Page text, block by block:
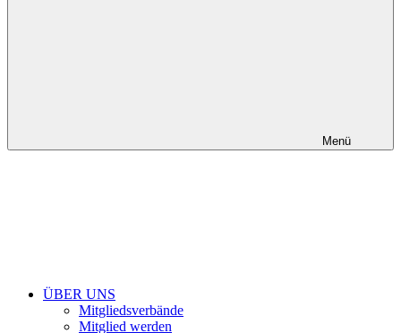
Menü
ÜBER UNS
Mitgliedsverbände
Mitglied werden